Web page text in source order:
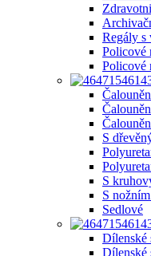
Regály s
Policové
Policové
S
S
S
Sedlové
Dílenské
Dílenské